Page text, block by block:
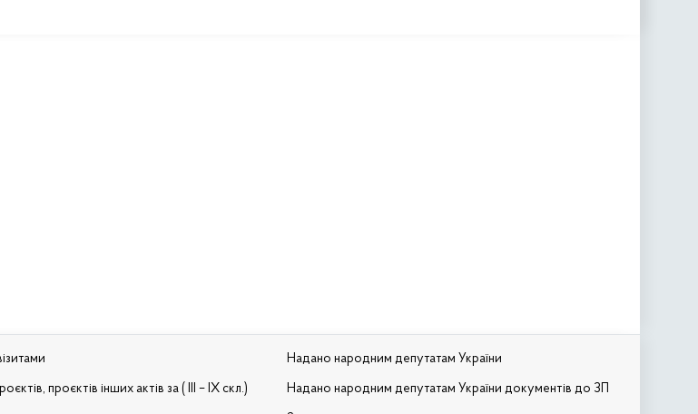
проєктів інших актів за ( III – IX скл.)
Надано народним депутатам України
Надано народним депутатам України документів до ЗП